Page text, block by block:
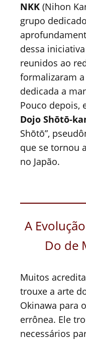
NKK (Nihon
grupo
dessa
reunidos ao
formalizaram a
dedicada a
Pouco depois,
Dojo Shōtō-
Shōtō”,
que se tornou
no Japão.
A
Do de
Muitos
trouxe a arte
Okinawa para
errônea. Ele
necessários